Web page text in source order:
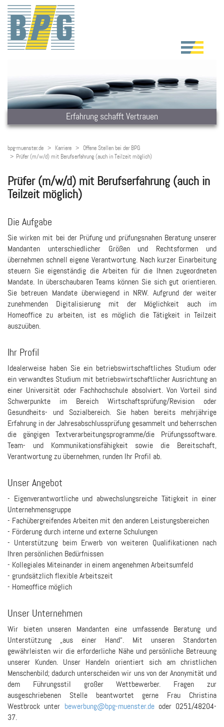
Erfahrung schafft Vertrauen
bpg-muenster.de Karriere
Offene Stellen bei der BPG
Prüfer (m/w/d) mit Berufserfahrung (auch in Teilzeit möglich)
Prüfer (m/w/d) mit Berufserfahrung (auch in
Teilzeit möglich)
Die Aufgabe
Sie wirken mit bei der Prüfung und prüfungsnahen Beratung unserer
Mandanten unterschiedlicher Größen und Rechtsformen und
übernehmen schnell eigene Verantwortung. Nach kurzer Einarbeitung
steuern Sie eigenständig die Arbeiten für die Ihnen zugeordneten
Mandate. In überschaubaren Teams können Sie sich gut orientieren.
Sie betreuen Mandate überwiegend in NRW. Aufgrund der weiter
zunehmenden Digitalisierung mit der Möglichkeit auch im
Homeoffice zu arbeiten, ist es möglich die Tätigkeit in Teilzeit
auszuüben.
Ihr Profil
Idealerweise haben Sie ein betriebswirtschaftliches Studium oder
ein verwandtes Studium mit betriebswirtschaftlicher Ausrichtung an
einer Universität oder Fachhochschule absolviert. Von Vorteil sind
Schwerpunkte im Bereich Wirtschaftsprüfung/Revision oder
Gesundheits- und Sozialbereich. Sie haben bereits mehrjährige
Erfahrung in der Jahresabschlussprüfung gesammelt und beherrschen
die gängigen Textverarbeitungsprogramme/die Prüfungssoftware.
Team- und Kommunikationsfähigkeit sowie die Bereitschaft,
Verantwortung zu übernehmen, runden Ihr Profil ab.
Unser Angebot
- Eigenverantwortliche und abwechslungsreiche Tätigkeit in einer
Unternehmensgruppe
- Fachübergreifendes Arbeiten mit den anderen Leistungsbereichen
- Förderung durch interne und externe Schulungen
- Unterstützung beim Erwerb von weiteren Qualifikationen nach
Ihren persönlichen Bedürfnissen
- Kollegiales Miteinander in einem angenehmen Arbeitsumfeld
- grundsätzlich flexible Arbeitszeit
- Homeoffice möglich
Unser Unternehmen
Wir bieten unseren Mandanten eine umfassende Beratung und
Unterstützung „aus einer Hand“. Mit unseren Standorten
gewährleisten wir die erforderliche Nähe und persönliche Betreuung
unserer Kunden. Unser Handeln orientiert sich am christlichen
Menschenbild; dadurch unterscheiden wir uns von der Anonymität und
dem Führungsstil großer Wettbewerber. Fragen zur
ausgeschriebenen Stelle beantwortet gerne Frau Christina
Westbrock unter bewerbung@bpg-muenster.deoder 0251/48204-
37.